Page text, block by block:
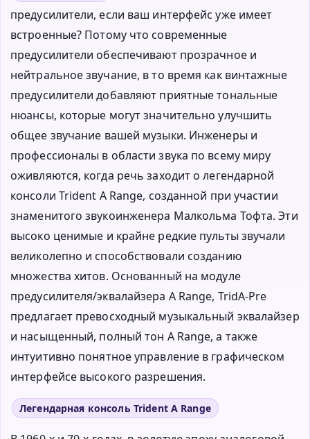
предусилители, если ваш интерфейс уже имеет
встроенные? Потому что современные
предусилители обеспечивают прозрачное и
нейтральное звучание, в то время как винтажные
предусилители добавляют приятные тональные
нюансы, которые могут значительно улучшить
общее звучание вашей музыки. Инженеры и
профессионалы в области звука по всему миру
оживляются, когда речь заходит о легендарной
консоли Trident A Range, созданной при участии
знаменитого звукоинженера Малкольма Тофта. Эти
высоко ценимые и крайне редкие пульты звучали
великолепно и способствовали созданию
множества хитов. Основанный на модуле
предусилителя/эквалайзера A Range, TridA-Pre
предлагает превосходный музыкальный эквалайзер
и насыщенный, полный тон A Range, а также
интуитивно понятное управление в графическом
интерфейсе высокого разрешения.
Легендарная консоль Trident A Range